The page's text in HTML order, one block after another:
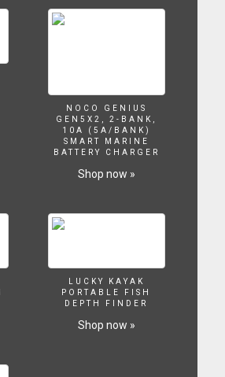
NOCO GENIUS
GEN5X2, 2-BANK,
10A (5A/BANK)
SMART MARINE
BATTERY CHARGER
Shop now »
LUCKY KAYAK
PORTABLE FISH
DEPTH FINDER
Shop now »